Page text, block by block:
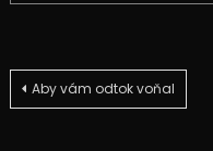
Navigace
Aby vám odtok voňal